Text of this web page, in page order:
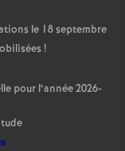
le 18 septembre
!
pour l’année 2026-